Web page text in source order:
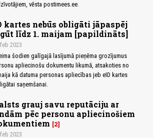
vēsta postimees.ee.
kartes nebūs obligāti jāpaspēj
līdz 1. maijam [papildināts]
2023
šodien galīgajā lasījumā pieņēma grozījumus
apliecinošu dokumentu likumā, atsakoties no
kā datuma personas apliecības jeb eID kartes
saņemšanai.
grauj savu reputāciju ar
pēc personu apliecinošiem
2
2023